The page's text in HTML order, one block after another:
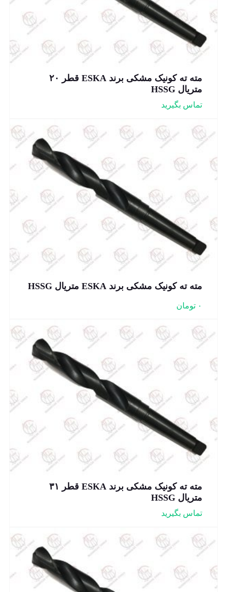
مته ته کونیک مشکی برند ESKA قطر ۲۰
متریال HSSG
تماس بگیرید
مته ته کونیک مشکی برند ESKA متریال HSSG
۰ تومان
مته ته کونیک مشکی برند ESKA قطر ۳۱
متریال HSSG
تماس بگیرید